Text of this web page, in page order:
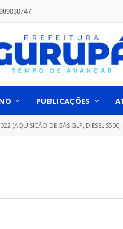
PUBLICAÇÕES
DE GÁS GLP, DIESEL S500,